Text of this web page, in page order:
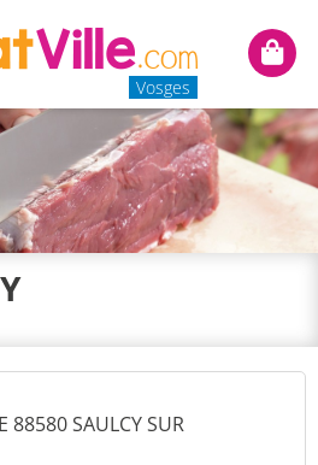
Vosges
Mon
88580 SAULCY SUR